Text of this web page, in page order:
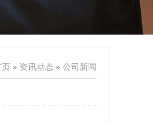
» 资讯动态 » 公司新闻